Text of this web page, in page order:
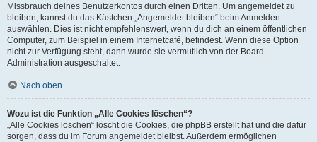
Missbrauch deines Benutzerkontos durch einen Dritten. Um angemeldet zu
bleiben, kannst du das Kästchen „Angemeldet bleiben“ beim Anmelden
auswählen. Dies ist nicht empfehlenswert, wenn du dich an einem öffentlichen
Computer, zum Beispiel in einem Internetcafé, befindest. Wenn diese Option
nicht zur Verfügung steht, dann wurde sie vermutlich von der Board-
Administration ausgeschaltet.
Nach oben
Wozu ist die Funktion „Alle Cookies löschen“?
„Alle Cookies löschen“ löscht die Cookies, die phpBB erstellt hat und die dafür
sorgen, dass du im Forum angemeldet bleibst. Außerdem ermöglichen